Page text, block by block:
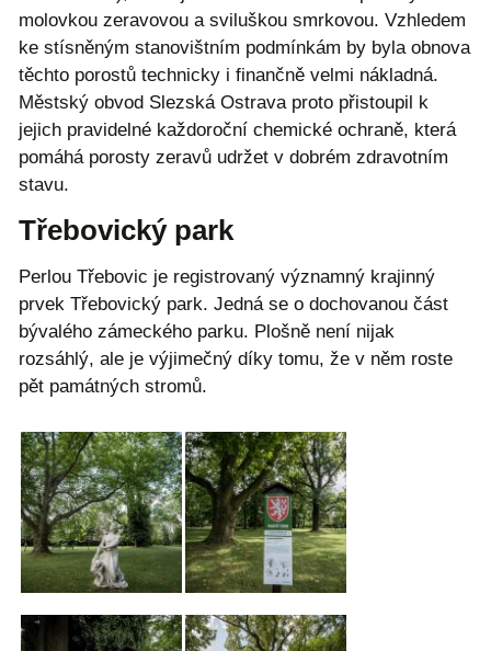
molovkou zeravovou a sviluškou smrkovou. Vzhledem
ke stísněným stanovištním podmínkám by byla obnova
těchto porostů technicky i finančně velmi nákladná.
Městský obvod Slezská Ostrava proto přistoupil k
jejich pravidelné každoroční chemické ochraně, která
pomáhá porosty zeravů udržet v dobrém zdravotním
stavu.
Třebovický park
Perlou Třebovic je registrovaný významný krajinný
prvek Třebovický park. Jedná se o dochovanou část
bývalého zámeckého parku. Plošně není nijak
rozsáhlý, ale je výjimečný díky tomu, že v něm roste
pět památných stromů.